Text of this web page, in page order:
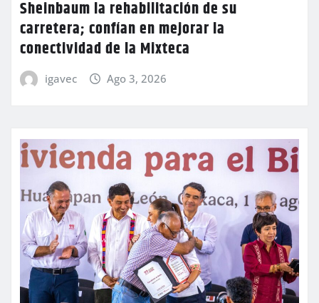
Sheinbaum la rehabilitación de su
carretera; confían en mejorar la
conectividad de la Mixteca
igavec Ago 3, 2026